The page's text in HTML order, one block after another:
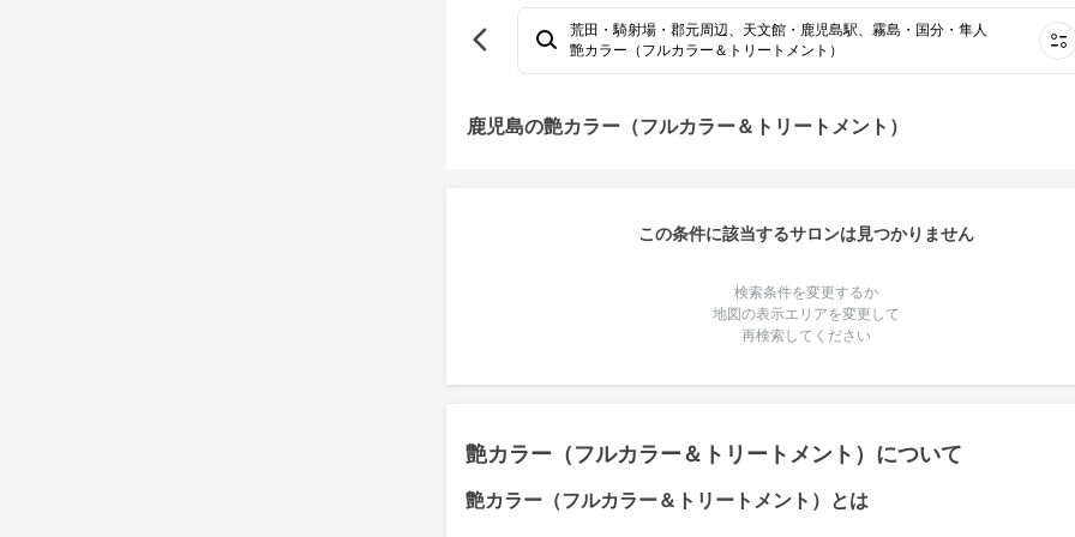
荒田・騎射場・郡元周辺、天文館・鹿児島駅、霧島・国分・隼人
艶カラー（フルカラー＆トリートメント）
鹿児島の艶カラー（フルカラー＆トリートメント）
この条件に該当するサロンは見つかりません
検索条件を変更するか
地図の表示エリアを変更して
再検索してください
艶カラー（フルカラー＆トリートメント）について
艶カラー（フルカラー＆トリートメント）とは